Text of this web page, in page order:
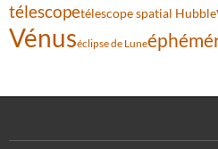
télescopetélescope spatial Hubble
Vénuséclipse de Lune